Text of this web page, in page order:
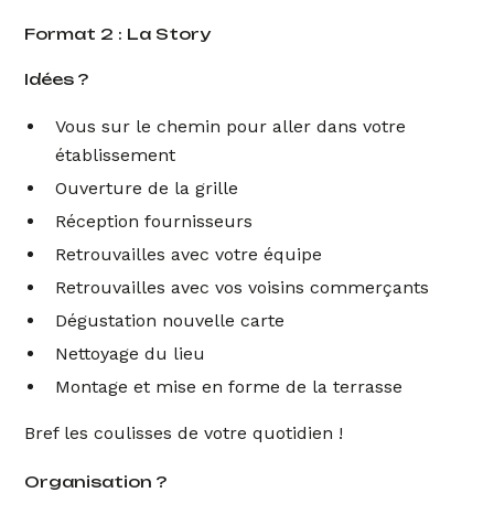
Format 2 : La Story
Idées ?
Vous sur le chemin pour aller dans votre
établissement
Ouverture de la grille
Réception fournisseurs
Retrouvailles avec votre équipe
Retrouvailles avec vos voisins commerçants
Dégustation nouvelle carte
Nettoyage du lieu
Montage et mise en forme de la terrasse
Bref les coulisses de votre quotidien !
Organisation ?